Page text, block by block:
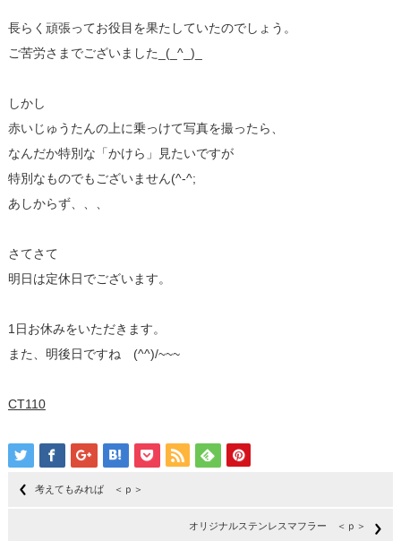
長らく頑張ってお役目を果たしていたのでしょう。
ご苦労さまでございました_(_^_)_
しかし
赤いじゅうたんの上に乗っけて写真を撮ったら、
なんだか特別な「かけら」見たいですが
特別なものでもございません(^-^;
あしからず、、、
さてさて
明日は定休日でございます。
1日お休みをいただきます。
また、明後日ですね (^^)/~~~
CT110
考えてもみれば ＜ｐ＞
オリジナルステンレスマフラー ＜ｐ＞